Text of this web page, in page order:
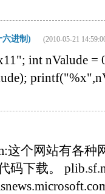
六进制) (2010-05-21
int nValude =
这个网站有各
码下载。